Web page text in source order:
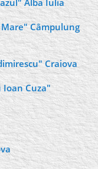
Câmpulung
Craiova
Cuza"